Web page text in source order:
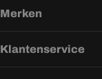
Merken
Klantenservice